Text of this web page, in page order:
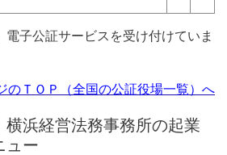
子公証サービスを受け付けていま
のＴＯＰ（全国の公証役場一覧）へ
横浜経営法務事務所の起業
ュー